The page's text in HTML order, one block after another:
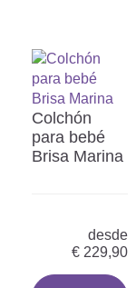
Colchón
para bebé
Brisa Marina
desde
€ 229,90